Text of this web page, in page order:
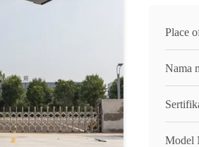
Place
Nama
Model